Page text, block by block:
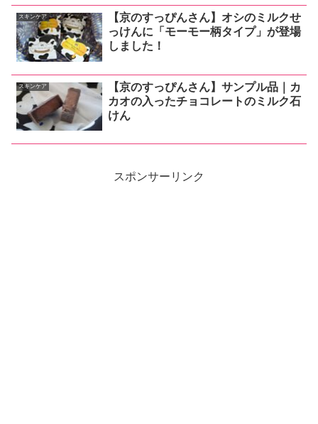
スキンケア
【京のすっぴんさん】オシのミルクせ
っけんに「モーモー柄タイプ」が登場
しました！
スキンケア
【京のすっぴんさん】サンプル品｜カ
カオの入ったチョコレートのミルク石
けん
スポンサーリンク